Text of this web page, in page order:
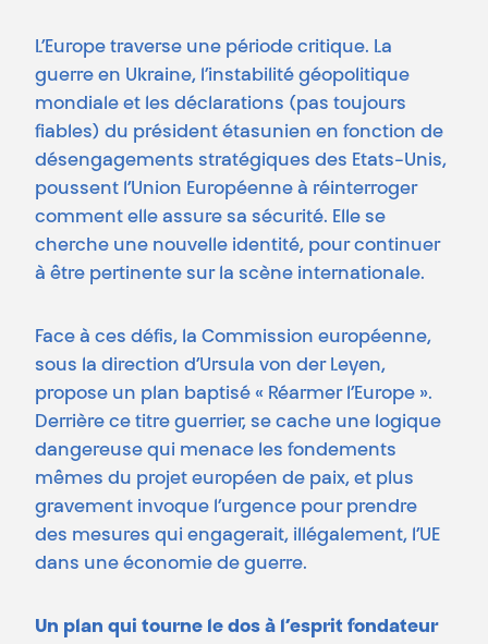
L’Europe traverse une période critique. La
guerre en Ukraine, l’instabilité géopolitique
mondiale et les déclarations (pas toujours
fiables) du président étasunien en fonction de
désengagements stratégiques des Etats-Unis,
poussent l’Union Européenne à réinterroger
comment elle assure sa sécurité. Elle se
cherche une nouvelle identité, pour continuer
à être pertinente sur la scène internationale.
Face à ces défis, la Commission européenne,
sous la direction d’Ursula von der Leyen,
propose un plan baptisé « Réarmer l’Europe ».
Derrière ce titre guerrier, se cache une logique
dangereuse qui menace les fondements
mêmes du projet européen de paix, et plus
gravement invoque l’urgence pour prendre
des mesures qui engagerait, illégalement, l’UE
dans une économie de guerre.
Un plan qui tourne le dos à l’esprit fondateur